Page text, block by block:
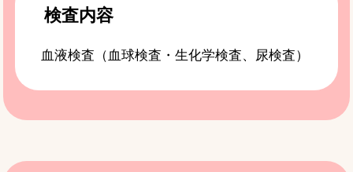
検査内容
血液検査（血球検査・生化学検査、尿検査）